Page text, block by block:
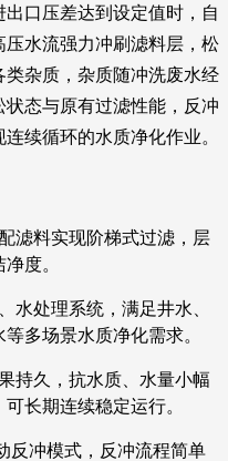
口压差达到设定值时，自
水流强力冲刷滤料层，松
杂质，杂质随冲洗废水经
态与原有过滤性能，反冲
续循环的水质净化作业。
滤料实现阶梯式过滤，层
度。
水处理系统，满足井水、
多场景水质净化需求。
持久，抗水质、水量小幅
长期连续稳定运行。
反冲模式，反冲流程简单